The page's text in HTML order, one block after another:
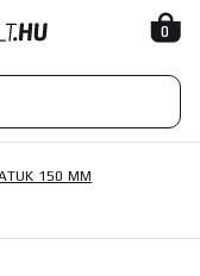
0
150 MM